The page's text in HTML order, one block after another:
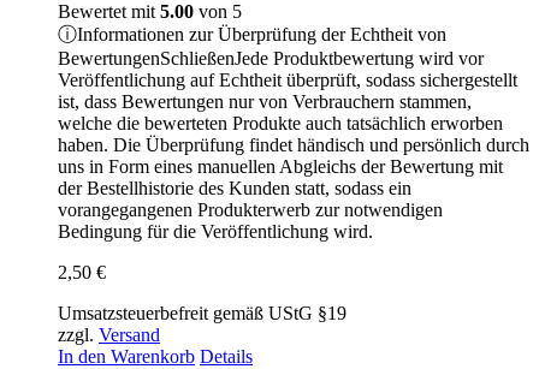
Bewertet mit 5.00 von 5
ⓘInformationen zur Überprüfung der Echtheit von
BewertungenSchließenJede Produktbewertung wird vor
Veröffentlichung auf Echtheit überprüft, sodass sichergestellt
ist, dass Bewertungen nur von Verbrauchern stammen,
welche die bewerteten Produkte auch tatsächlich erworben
haben. Die Überprüfung findet händisch und persönlich durch
uns in Form eines manuellen Abgleichs der Bewertung mit
der Bestellhistorie des Kunden statt, sodass ein
vorangegangenen Produkterwerb zur notwendigen
Bedingung für die Veröffentlichung wird.
2,50 €
Umsatzsteuerbefreit gemäß UStG §19
zzgl. Versand
In den Warenkorb Details